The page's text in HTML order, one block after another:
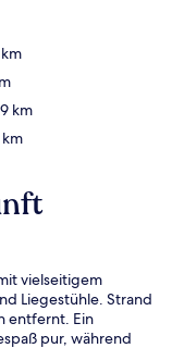
km
km
vielseitigem
Liegestühle. Strand
entfernt. Ein
pur, während